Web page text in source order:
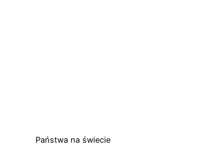
Państwa na świecie